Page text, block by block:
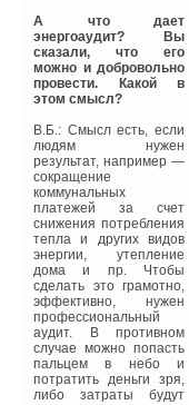
А что дает
энергоаудит? Вы
сказали, что его
можно и добровольно
провести. Какой в
этом смысл?
В.Б.: Смысл есть, если
людям нужен
результат, например —
сокращение
коммунальных
платежей за счет
снижения потребления
тепла и других видов
энергии, утепление
дома и пр. Чтобы
сделать это грамотно,
эффективно, нужен
профессиональный
аудит. В противном
случае можно попасть
пальцем в небо и
потратить деньги зря,
либо затраты будут
Выбор системы зависит
от множества факторов
— если в многоэтажных,
многоквартирных и
гражданских зданиях
основным критерием
инвестиционные
затраты, то в
индивидуальном
коттеджном
строительстве больше
внимания уделяется
последующим
эксплуатационном
затратам, в
значительной степени
зависящем от цены на
различные виды
энергии.
В табл. 1 приводится
зависимость
теплопотребления